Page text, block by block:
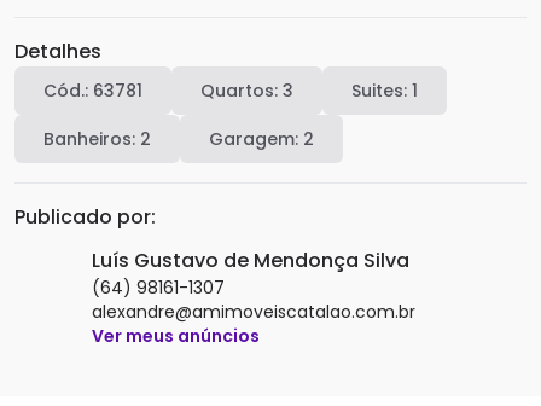
Detalhes
Cód.: 63781 Quartos: 3 Suites: 1
Banheiros: 2 Garagem: 2
Publicado por:
Luís Gustavo de Mendonça Silva
(64) 98161-1307
alexandre@amimoveiscatalao.com.br
Ver meus anúncios